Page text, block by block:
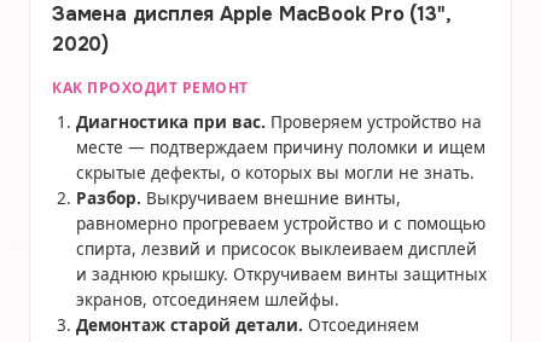
Замена дисплея Apple MacBook Pro (13",
2020)
КАК ПРОХОДИТ РЕМОНТ
Диагностика при вас. Проверяем устройство на
месте — подтверждаем причину поломки и ищем
скрытые дефекты, о которых вы могли не знать.
Разбор. Выкручиваем внешние винты,
равномерно прогреваем устройство и с помощью
спирта, лезвий и присосок выклеиваем дисплей
и заднюю крышку. Откручиваем винты защитных
экранов, отсоединяем шлейфы.
Демонтаж старой детали. Отсоединяем